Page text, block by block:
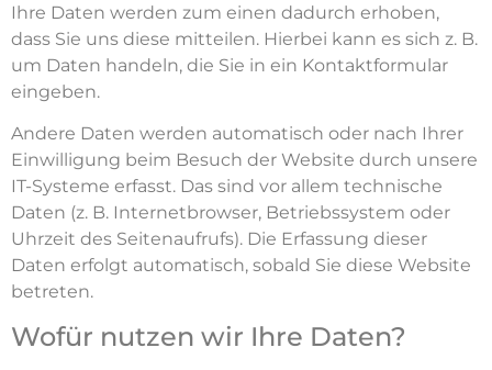
Ihre Daten werden zum einen dadurch erhoben,
dass Sie uns diese mitteilen. Hierbei kann es sich z. B.
um Daten handeln, die Sie in ein Kontaktformular
eingeben.
Andere Daten werden automatisch oder nach Ihrer
Einwilligung beim Besuch der Website durch unsere
IT-Systeme erfasst. Das sind vor allem technische
Daten (z. B. Internetbrowser, Betriebssystem oder
Uhrzeit des Seitenaufrufs). Die Erfassung dieser
Daten erfolgt automatisch, sobald Sie diese Website
betreten.
Wofür nutzen wir Ihre Daten?